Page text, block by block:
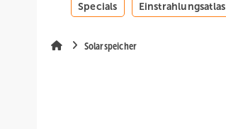
Specials Einstrahlungsatlas
Solarspeicher